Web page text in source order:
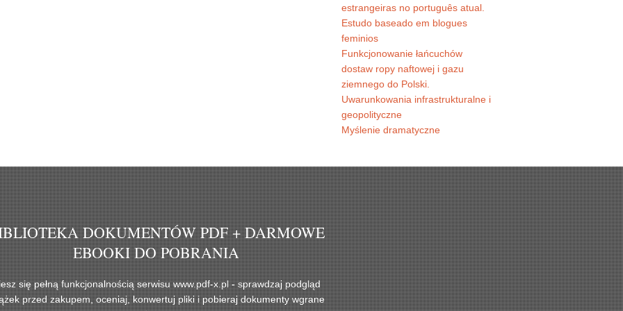
estrangeiras no português atual.
Estudo baseado em blogues
feminios
Funkcjonowanie łańcuchów
dostaw ropy naftowej i gazu
ziemnego do Polski.
Uwarunkowania infrastrukturalne i
geopolityczne
Myślenie dramatyczne
DOKUMENTÓW PDF + DARMOWE
EBOOKI DO POBRANIA
się pełną funkcjonalnością serwisu www.pdf-x.pl - sprawdzaj podgląd
przed zakupem, oceniaj, konwertuj pliki i pobieraj dokumenty wgrane